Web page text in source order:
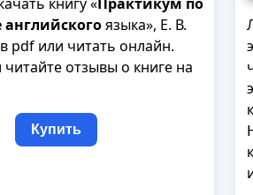
английскогоязыка», Е. В.
pdf или читать онлайн.
читайте отзывы о книге на
Купить